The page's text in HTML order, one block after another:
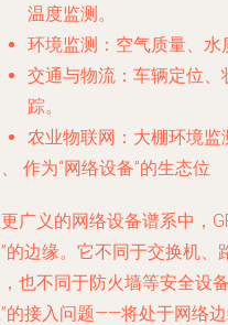
温度监测。
环境监测 ：空气质量、
交通与物流 ：车辆定位
踪。
农业物联网 ：大棚环境监
作为“网络设备”的生态位
广义的网络设备谱系中，
的边缘。它不同于交换机
也不同于防火墙等安全设
的接入问题——将处于网络